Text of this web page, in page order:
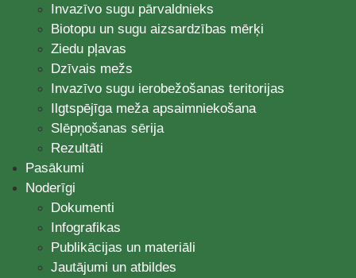
Invazīvo sugu pārvaldnieks
Biotopu un sugu aizsardzības mērķi
Ziedu pļavas
Dzīvais mežs
Invazīvo sugu ierobežošanas teritorijas
Ilgtspējīga meža apsaimniekošana
Slēpņošanas sērija
Rezultāti
Pasākumi
Noderīgi
Dokumenti
Infografikas
Publikācijas un materiāli
Jautājumi un atbildes